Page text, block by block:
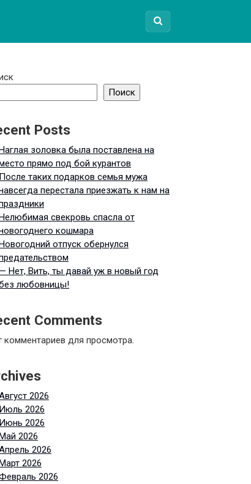
Поиск
Posts
золовка была поставлена на
прямо под бой курантов
После таких подарков семья мужа
перестала приезжать к нам на
свекровь спасла от
кошмара
отпуск обернулся
— Нет, Вить, ты давай уж в новый год
любовницы!
Comments
комментариев для просмотра.
2026
Июль 2026
Июнь 2026
2026
2026
2026
2026